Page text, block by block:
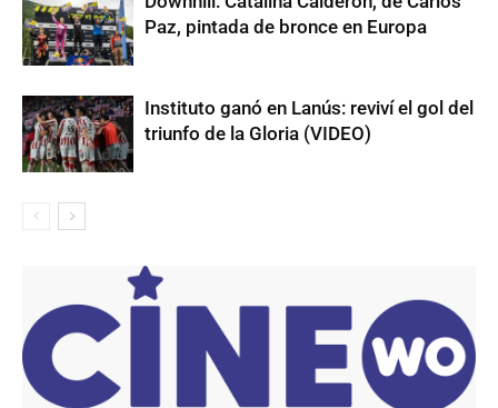
Paz, pintada de bronce en Europa
Instituto ganó en Lanús: reviví el gol del
triunfo de la Gloria (VIDEO)